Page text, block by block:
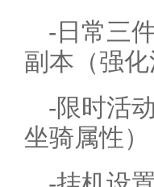
-日常三
副本（强化
-限时活
坐骑属性